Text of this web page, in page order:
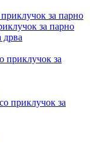
за парно
за парно
приклучок за
приклучок за